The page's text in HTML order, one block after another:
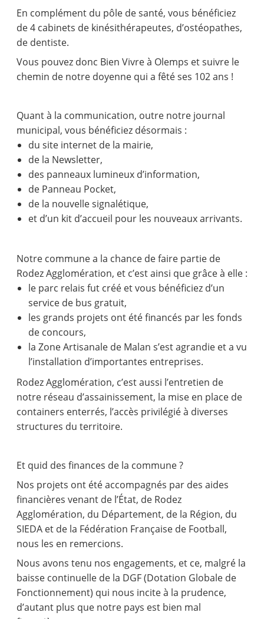
En complément du pôle de santé, vous bénéficiez
de 4 cabinets de kinésithérapeutes, d’ostéopathes,
de dentiste.
Vous pouvez donc Bien Vivre à Olemps et suivre le
chemin de notre doyenne qui a fêté ses 102 ans !
Quant à la communication, outre notre journal
municipal, vous bénéficiez désormais :
du site internet de la mairie,
de la Newsletter,
des panneaux lumineux d’information,
de Panneau Pocket,
de la nouvelle signalétique,
et d’un kit d’accueil pour les nouveaux arrivants.
Notre commune a la chance de faire partie de
Rodez Agglomération, et c’est ainsi que grâce à elle :
le parc relais fut créé et vous bénéficiez d’un
service de bus gratuit,
les grands projets ont été financés par les fonds
de concours,
la Zone Artisanale de Malan s’est agrandie et a vu
l’installation d’importantes entreprises.
Rodez Agglomération, c’est aussi l’entretien de
notre réseau d’assainissement, la mise en place de
containers enterrés, l’accès privilégié à diverses
structures du territoire.
Et quid des finances de la commune ?
Nos projets ont été accompagnés par des aides
financières venant de l’État, de Rodez
Agglomération, du Département, de la Région, du
SIEDA et de la Fédération Française de Football,
nous les en remercions.
Nous avons tenu nos engagements, et ce, malgré la
baisse continuelle de la DGF (Dotation Globale de
Fonctionnement) qui nous incite à la prudence,
d’autant plus que notre pays est bien mal